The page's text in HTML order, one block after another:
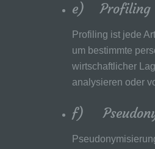
e) Profiling
Profiling ist jede
um bestimmte
wirtschaftlicher
analysieren oder
f)